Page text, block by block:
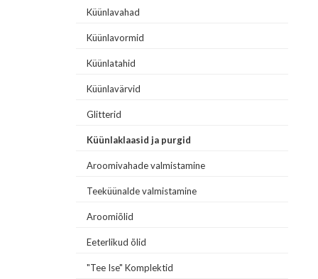
Küünlavahad
Küünlavormid
Küünlatahid
Küünlavärvid
Glitterid
Küünlaklaasid ja purgid
Aroomivahade valmistamine
Teeküünalde valmistamine
Aroomiõlid
Eeterlikud õlid
"Tee Ise" Komplektid